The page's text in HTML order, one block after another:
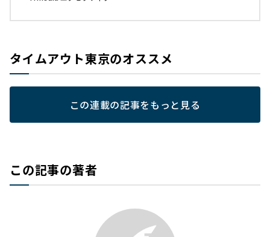
タイムアウト東京のオススメ
この連載の記事をもっと見る
この記事の著者